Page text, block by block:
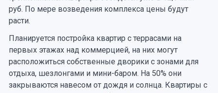
руб. По мере возведения комплекса цены будут
расти.
Планируется постройка квартир с террасами на
первых этажах над коммерцией, на них могут
расположиться собственные дворики с зонами для
отдыха, шезлонгами и мини-баром. На 50% они
закрываются навесом от дождя и солнца. Квартиры с